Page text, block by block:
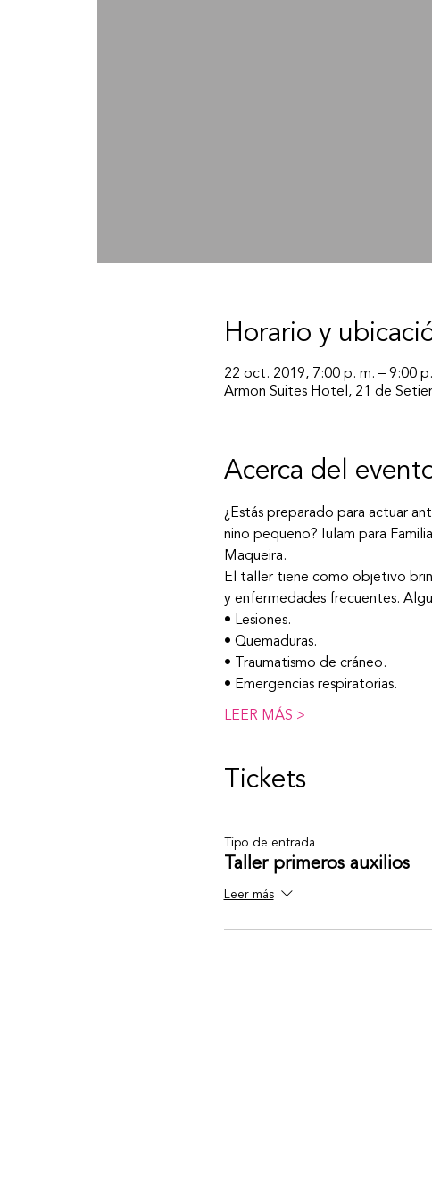
Horario y
22 oct. 2019, 7:00 p. m. – 9:00
Armon Suites Hotel, 21 de
Acerca del
¿Estás preparado para actuar
niño pequeño? Iulam para
Maqueira.
El taller tiene como objetivo
y enfermedades frecuentes.
• Lesiones.
• Quemaduras.
• Traumatismo de cráneo.
• Emergencias respiratorias.
LEER MÁS >
Tickets
Tipo de entrada
Taller primeros auxilios
Leer más